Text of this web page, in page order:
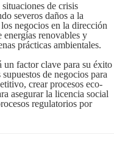
de crisis
severos daños a la
negocios en la dirección
energías renovables y
prácticas ambientales.
un factor clave para su éxito
de negocios para
crear procesos eco-
asegurar la licencia social
regulatorios por